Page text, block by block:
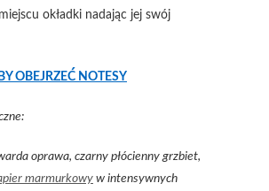
okładki nadając jej swój
OBEJRZEĆ NOTESY
oprawa, czarny płócienny grzbiet,
marmurkowy w intensywnych